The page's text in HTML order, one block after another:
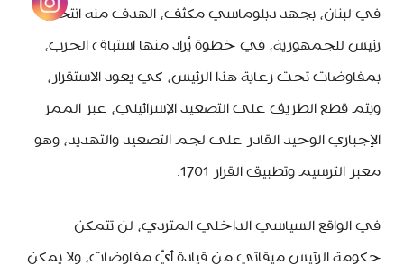
في لبنان، بجهد دبلوماسي مكثف، الهدف منه انتخاب
رئيس للجمهورية، في خطوة يُراد منها استباق الحرب،
بمفاوضات تحت رعاية هذا الرئيس، كي يعود الاستقرار،
ويتم قطع الطريق على التصعيد الإسرائيلي، عبر الممر
الإجباري الوحيد القادر على لجم التصعيد والتهديد، وهو
معبر الترسيم وتطبيق القرار 1701.
في الواقع السياسي الداخلي المتردي، لن تتمكن
حكومة الرئيس ميقاتي من قيادة أيّ مفاوضات، ولا يمكن